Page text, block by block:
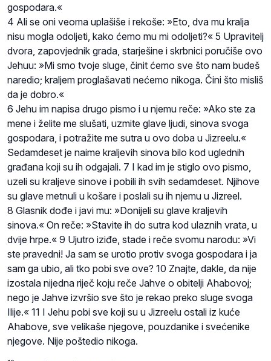
gospodara.«
4 Ali se oni veoma uplašiše i rekoše: »Eto, dva mu kralja
nisu mogla odoljeti, kako ćemo mu mi odoljeti?« 5 Upravitelj
dvora, zapovjednik grada, starješine i skrbnici poručiše ovo
Jehuu: »Mi smo tvoje sluge, činit ćemo sve što nam budeš
naredio; kraljem proglašavati nećemo nikoga. Čini što misliš
da je dobro.«
6 Jehu im napisa drugo pismo i u njemu reče: »Ako ste za
mene i želite me slušati, uzmite glave ljudi, sinova svoga
gospodara, i potražite me sutra u ovo doba u Jizreelu.«
Sedamdeset je naime kraljevih sinova bilo kod uglednih
građana koji su ih odgajali. 7 I kad im je stiglo ovo pismo,
uzeli su kraljeve sinove i pobili ih svih sedamdeset. Njihove
su glave metnuli u košare i poslali su ih njemu u Jizreel.
8 Glasnik dođe i javi mu: »Donijeli su glave kraljevih
sinova.« On reče: »Stavite ih do sutra kod ulaznih vrata, u
dvije hrpe.« 9 Ujutro iziđe, stade i reče svomu narodu: »Vi
ste pravedni! Ja sam se urotio protiv svoga gospodara i ja
sam ga ubio, ali tko pobi sve ove? 10 Znajte, dakle, da nije
izostala nijedna riječ koju reče Jahve o obitelji Ahabovoj;
nego je Jahve izvršio sve što je rekao preko sluge svoga
Ilije.« 11 I Jehu pobi sve koji su u Jizreelu ostali iz kuće
Ahabove, sve velikaše njegove, pouzdanike i svećenike
njegove. Nije poštedio nikoga.